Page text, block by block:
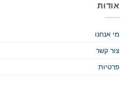
אודות
מי אנחנו
צור קשר
פרטיות